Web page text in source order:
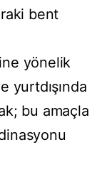
bent
yönelik
yurtdışında
bu amaçla